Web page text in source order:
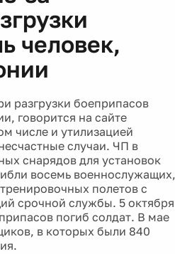
человек,
разгрузки боеприпасов
говорится на сайте
числе и утилизацией
случаи. ЧП в
снарядов для установок
восемь военнослужащих,
полетов с
срочной службы. 5 октября
погиб солдат. В мае
в которых были 840